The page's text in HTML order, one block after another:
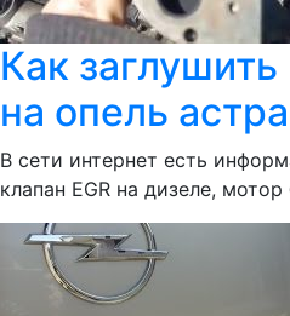
Как
на опель астра
В сети интернет есть
клапан EGR на дизеле, мотор